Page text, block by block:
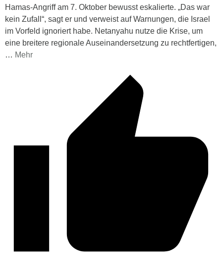
Hamas-Angriff am 7. Oktober bewusst eskalierte. „Das war
kein Zufall“, sagt er und verweist auf Warnungen, die Israel
im Vorfeld ignoriert habe. Netanyahu nutze die Krise, um
eine breitere regionale Auseinandersetzung zu rechtfertigen,
… Mehr